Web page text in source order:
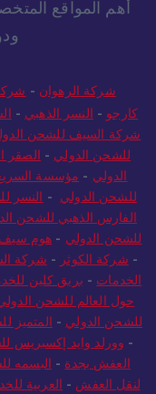
أهم المواقع
شركة الرهوان
كارجو -النسر الذهبي -
شركة السيف للشحن
للشحن الدولي-الصقر
الدولي- مؤسسة
للشحن الدولي
-النسر
الفارس الذهبي للشحن
للشحن الدولي-هوم سيف
-شركة الكوثر -شركة
الخدمات-بريق كلين
حول العالم للشحن
للشحن الدولي -المتميز
-وورلد وايد إكسبريس
العفش بجدة -البسمه